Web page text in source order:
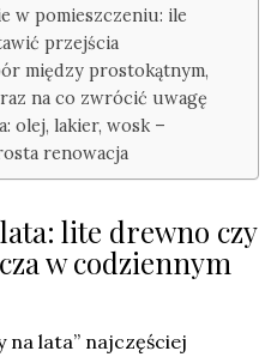
w pomieszczeniu: ile
przejścia
między prostokątnym,
na co zwrócić uwagę
olej, lakier, wosk –
renowacja
lite drewno czy
w codziennym
na lata” najczęściej